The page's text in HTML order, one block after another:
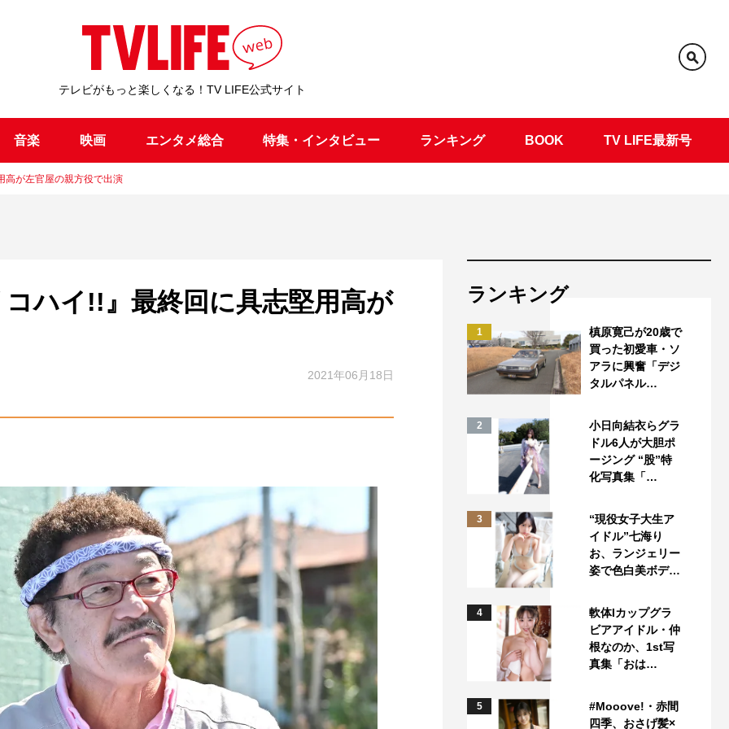
テレビがもっと楽しくなる！TV LIFE公式サイト
音楽 映画 エンタメ総合 特集・インタビュー ランキング BOOK TV LIFE最新号
高が左官屋の親方役で出演
ハイ!!』最終回に具志堅用高が
2021年06月18日
ランキング
1
槙原寛己が20歳で
買った初愛車・ソ
アラに興奮「デジ
タルパネル…
2
小日向結衣らグラ
ドル6人が大胆ポ
ージング “股”特
化写真集「…
3
“現役女子大生ア
イドル”七海り
お、ランジェリー
姿で色白美ボデ…
4
軟体Iカップグラ
ビアアイドル・仲
根なのか、1st写
真集「おは…
5
#Mooove!・赤間
四季、おさげ髪×